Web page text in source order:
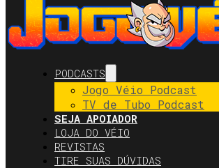
PODCASTS
Jogo Véio Podcast
TV de Tubo Podcast
SEJA APOIADOR
LOJA DO VÉIO
REVISTAS
TIRE SUAS DÚVIDAS